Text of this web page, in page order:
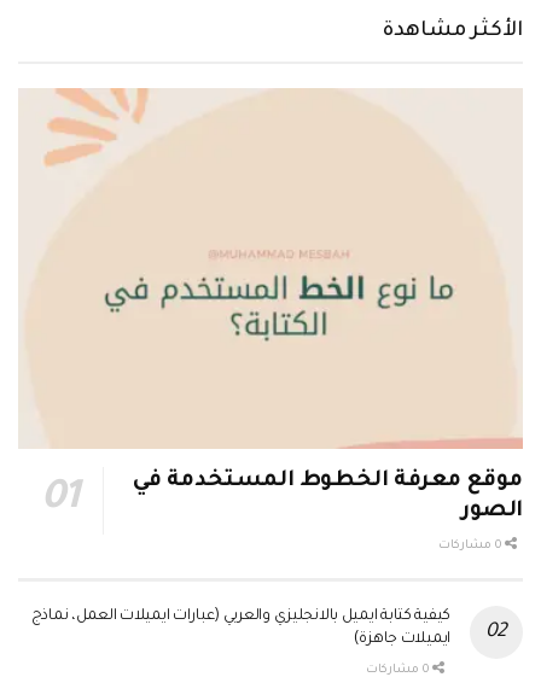
الأكثر مشاهدة
موقع معرفة الخطوط المستخدمة في
الصور
كيفية كتابة ايميل بالانجليزي والعربي (عبارات ايميلات العمل، نماذج
ايميلات جاهزة)